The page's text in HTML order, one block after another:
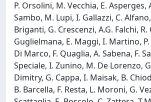
P. Orsolini, M. Vecchia, E. Asperges,
Sambo, M. Lupi, I. Gallazzi, C.
Briganti, G. Crescenzi, A.G. Falchi,
Guglielmana, E. Maggi, I. Martino, P.
Di Marco, F. Quaglia, A. Sabena, F.
Speciale, I. Zunino, M. De Lorenzo,
Dimitry, G. Cappa, I. Maisak, B.
B. Barcella, F. Resta, L. Moroni, G.